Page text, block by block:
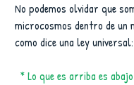
No podemos olvidar que
microcosmos dentro de un
como dice una ley universal:
* Lo que es arriba es